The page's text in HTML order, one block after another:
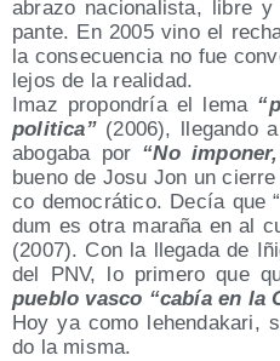
abra­zo nacio­na­lis­ta, libre
pan­te. En 2005 vino el
la con­se­cuen­cia no fue
lejos de la realidad.
Imaz pro­pon­dría el lema
poli­ti­ca” (2006), lle­gan­do
abo­ga­ba por “No
bueno de Josu Jon un
co demo­crá­ti­co. Decía que
dum es otra mara­ña en al
(2007). Con la lle­ga­da de
del PNV, lo pri­me­ro que
pue­blo vas­co “cabía en la
Hoy ya como lehen­da­ka­ri,
do la misma.